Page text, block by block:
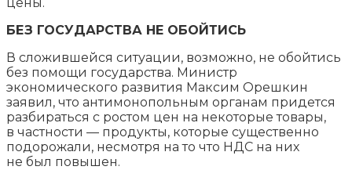
БЕЗ ГОСУДАРСТВА НЕ ОБОЙТИСЬ
В сложившейся ситуации, возможно, не обойтись
без помощи государства. Министр
экономического развития Максим Орешкин
заявил, что антимонопольным органам придется
разбираться с ростом цен на некоторые товары,
в частности — продукты, которые существенно
подорожали, несмотря на то что НДС на них
не был повышен.